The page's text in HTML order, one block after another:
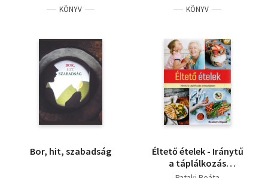
KÖNYV
Bor, hit, szabadság
KÖNYV
Éltető ételek - Iránytű
a táplálkozás
útvesztőjében